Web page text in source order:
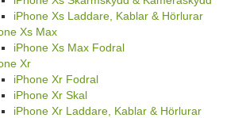
iPhone Xs Laddare, Kablar & Hörlurar
Xs Max
iPhone Xs Max Fodral
Xr
iPhone Xr Fodral
iPhone Xr Skal
iPhone Xr Laddare, Kablar & Hörlurar